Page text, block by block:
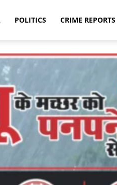
POLITICS CRIME REPORTS